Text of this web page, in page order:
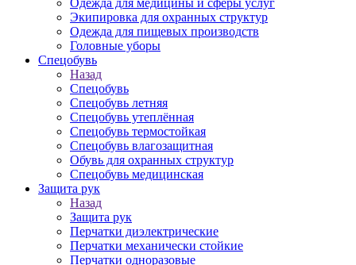
Одежда для медицины и сферы услуг
Экипировка для охранных структур
Одежда для пищевых производств
Головные уборы
Спецобувь
Назад
Спецобувь
Спецобувь летняя
Спецобувь утеплённая
Спецобувь термостойкая
Спецобувь влагозащитная
Обувь для охранных структур
Спецобувь медицинская
Защита рук
Назад
Защита рук
Перчатки диэлектрические
Перчатки механически стойкие
Перчатки одноразовые